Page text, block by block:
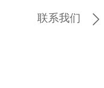
联系我们